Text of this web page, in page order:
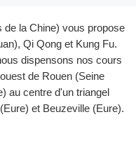
la Chine) vous propose
Qi Qong et Kung Fu.
dispensons nos cours
de Rouen (Seine
au centre d'un triangel
et Beuzeville (Eure).